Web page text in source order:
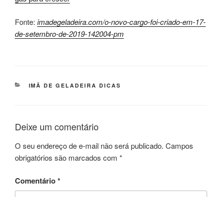
Fonte: imadegeladeira.com/o-novo-cargo-foi-criado-em-17-
de-setembro-de-2019-142004-pm
CATEGORIAS
IMÃ DE GELADEIRA DICAS
Deixe um comentário
O seu endereço de e-mail não será publicado. Campos
obrigatórios são marcados com *
Comentário*